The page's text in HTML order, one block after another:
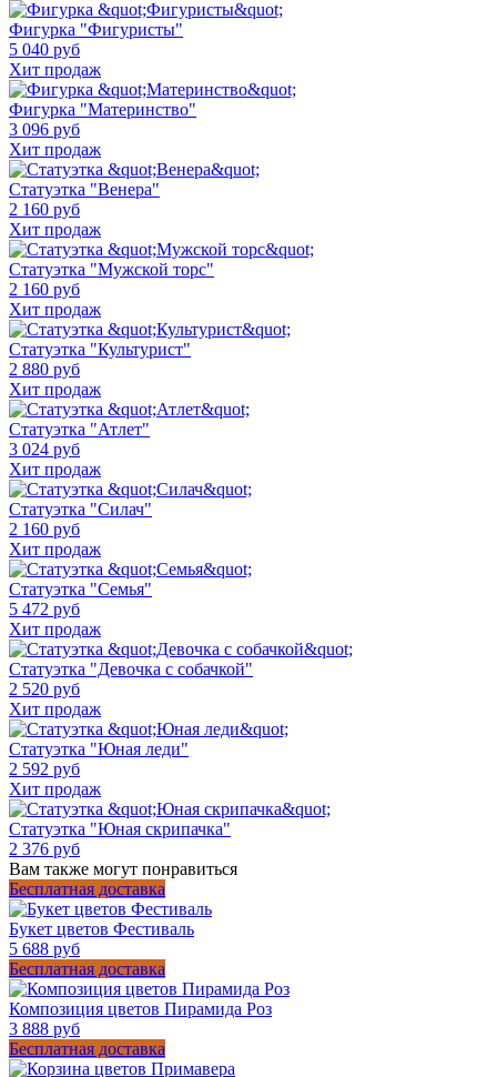
Фигурка "Фигуристы"
5 040 руб
Хит продаж
Фигурка "Материнство"
3 096 руб
Хит продаж
Статуэтка "Венера"
2 160 руб
Хит продаж
Статуэтка "Мужской торс"
2 160 руб
Хит продаж
Статуэтка "Культурист"
2 880 руб
Хит продаж
Статуэтка "Атлет"
3 024 руб
Хит продаж
Статуэтка "Силач"
2 160 руб
Хит продаж
Статуэтка "Семья"
5 472 руб
Хит продаж
Статуэтка "Девочка с собачкой"
2 520 руб
Хит продаж
Статуэтка "Юная леди"
2 592 руб
Хит продаж
Статуэтка "Юная скрипачка"
2 376 руб
Вам также могут понравиться
Бесплатная доставка
Букет цветов Фестиваль
5 688 руб
Бесплатная доставка
Композиция цветов Пирамида Роз
3 888 руб
Бесплатная доставка